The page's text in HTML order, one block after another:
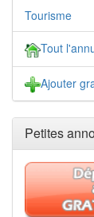
Tourisme
Tout
Ajouter
Petites